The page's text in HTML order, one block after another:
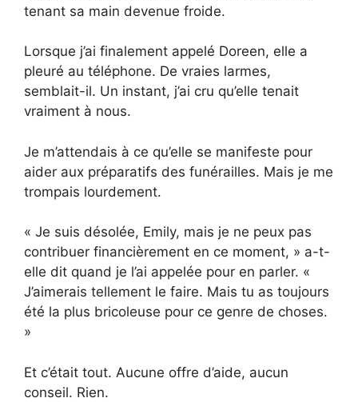
tenant sa main devenue froide.
Lorsque j’ai finalement appelé Doreen, elle a
pleuré au téléphone. De vraies larmes,
semblait-il. Un instant, j’ai cru qu’elle tenait
vraiment à nous.
Je m’attendais à ce qu’elle se manifeste pour
aider aux préparatifs des funérailles. Mais je me
trompais lourdement.
« Je suis désolée, Emily, mais je ne peux pas
contribuer financièrement en ce moment, » a-t-
elle dit quand je l’ai appelée pour en parler. «
J’aimerais tellement le faire. Mais tu as toujours
été la plus bricoleuse pour ce genre de choses.
»
Et c’était tout. Aucune offre d’aide, aucun
conseil. Rien.